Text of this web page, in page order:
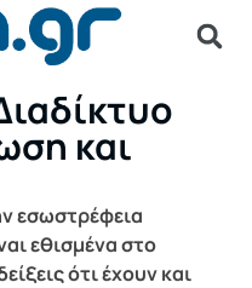
και
εσωστρέφεια
εθισμένα στο
ότι έχουν και